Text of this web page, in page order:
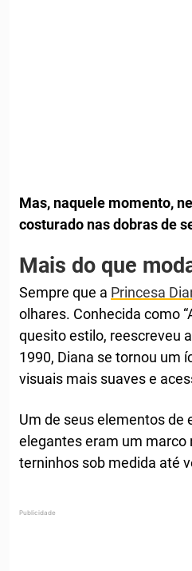
Mas, naquele momento,
costurado nas dobras de
Mais do que
Sempre que a Princesa
olhares. Conhecida como
quesito estilo, reescreveu
1990, Diana se tornou um
visuais mais suaves e
Um de seus elementos de
elegantes eram um marco
terninhos sob medida até